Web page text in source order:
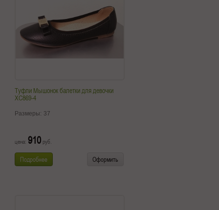
Туфли Мышонок балетки для девочки
XС869-4
Размеры: 37
цена: 910 руб.
Подробнее Оформить